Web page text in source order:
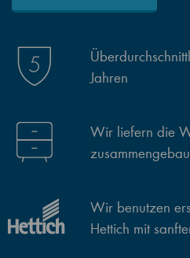
Jahren
Wir liefern die
Wir benutzen
Hettich mit